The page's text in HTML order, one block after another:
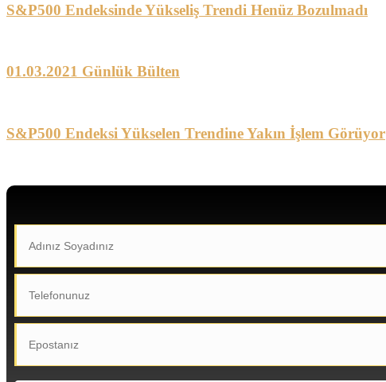
S&P500 Endeksinde Yükseliş Trendi Henüz Bozulmadı
01.03.2021 Günlük Bülten
S&P500 Endeksi Yükselen Trendine Yakın İşlem Görüyor